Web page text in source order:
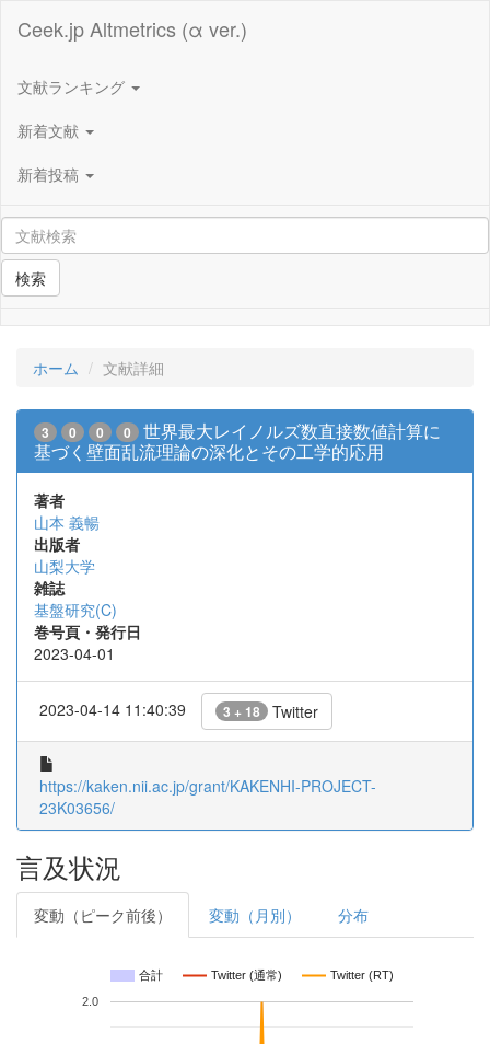
Ceek.jp Altmetrics (α ver.)
文献ランキング
新着文献
新着投稿
検索
ホーム 文献詳細
3 0 0 0
世界最大レイノルズ数直接数値計算に
基づく壁面乱流理論の深化とその工学的応用
著者
山本 義暢
出版者
山梨大学
雑誌
基盤研究(C)
巻号頁・発行日
2023-04-01
2023-04-14 11:40:39 3 + 18 Twitter
https://kaken.nii.ac.jp/grant/KAKENHI-PROJECT-
23K03656/
言及状況
変動（ピーク前後） 変動（月別） 分布
合計 Twitter (通常) Twitter (RT)
2.0